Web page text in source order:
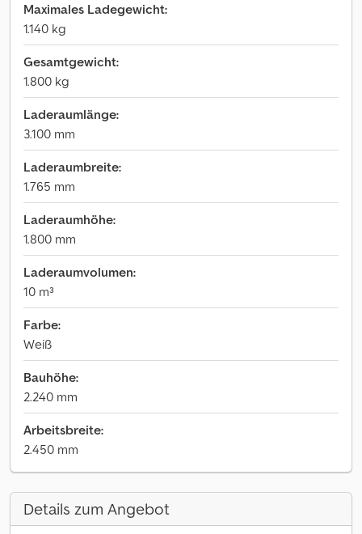
Maximales Ladegewicht:
1.140 kg
Gesamtgewicht:
1.800 kg
Laderaumlänge:
3.100 mm
Laderaumbreite:
1.765 mm
Laderaumhöhe:
1.800 mm
Laderaumvolumen:
10 m³
Farbe:
Weiß
Bauhöhe:
2.240 mm
Arbeitsbreite:
2.450 mm
Details zum Angebot